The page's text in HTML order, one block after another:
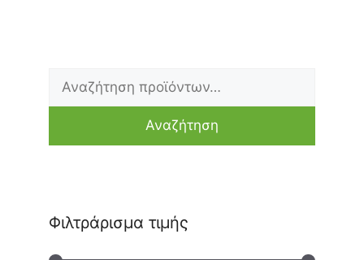
Αναζήτηση
Φιλτράρισμα τιμής